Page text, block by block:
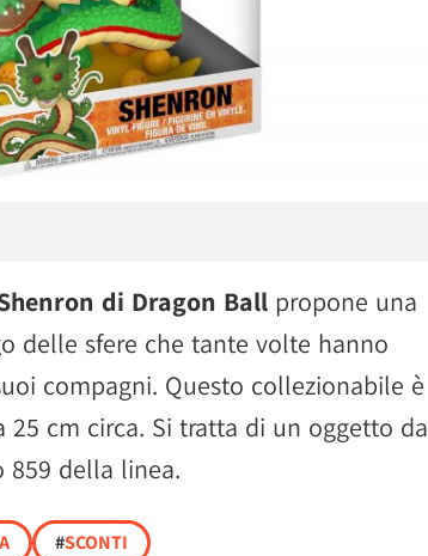
di Dragon Ball propone una
delle sfere che tante volte hanno
compagni. Questo collezionabile è
cm circa. Si tratta di un oggetto da
859 della linea.
#SCONTI